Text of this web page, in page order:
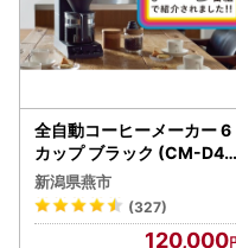
全自動コーヒーメーカー 6
カップ ブラック (CM-D46
5B)
新潟県燕市
(327)
120,000